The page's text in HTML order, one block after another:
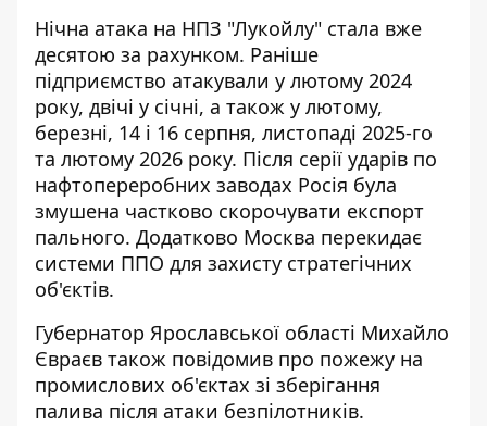
Нічна атака на НПЗ "Лукойлу" стала вже
десятою за рахунком. Раніше
підприємство атакували у лютому 2024
року, двічі у січні, а також у лютому,
березні, 14 і 16 серпня, листопаді 2025-го
та лютому 2026 року. Після серії ударів по
нафтопереробних заводах Росія була
змушена частково скорочувати експорт
пального. Додатково Москва перекидає
системи ППО для захисту стратегічних
об'єктів.
Губернатор Ярославської області Михайло
Євраєв також повідомив про пожежу на
промислових об'єктах зі зберігання
палива після атаки безпілотників.